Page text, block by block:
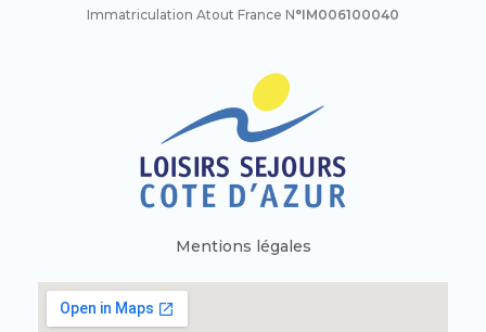
Immatriculation Atout France N°IM006100040
Mentions légales